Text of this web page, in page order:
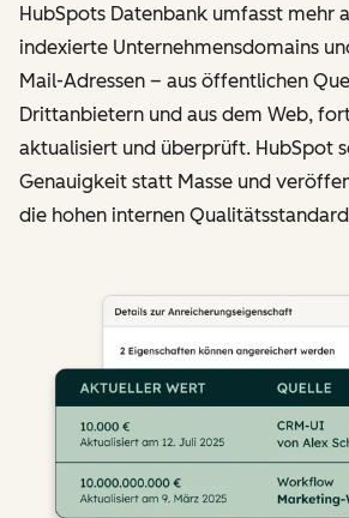
HubSpots Datenbank umfasst mehr
indexierte Unternehmensdomains
Mail-Adressen – aus öffentlichen
Drittanbietern und aus dem Web,
aktualisiert und überprüft. HubSpot
Genauigkeit statt Masse und
die hohen internen